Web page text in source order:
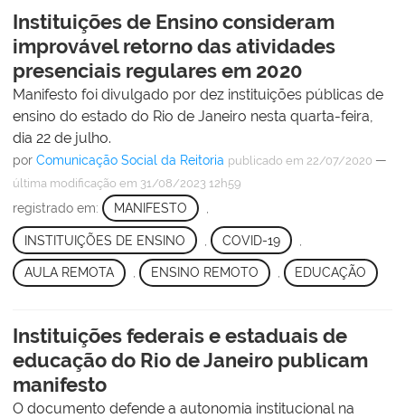
Instituições de Ensino consideram
improvável retorno das atividades
presenciais regulares em 2020
Manifesto foi divulgado por dez instituições públicas de
ensino do estado do Rio de Janeiro nesta quarta-feira,
dia 22 de julho.
por Comunicação Social da Reitoria publicado em 22/07/2020 —
última modificação em 31/08/2023 12h59
registrado em: MANIFESTO
INSTITUIÇÕES DE ENSINO COVID-19
AULA REMOTA , ENSINO REMOTO , EDUCAÇÃO
Instituições federais e estaduais de
educação do Rio de Janeiro publicam
manifesto
O documento defende a autonomia institucional na